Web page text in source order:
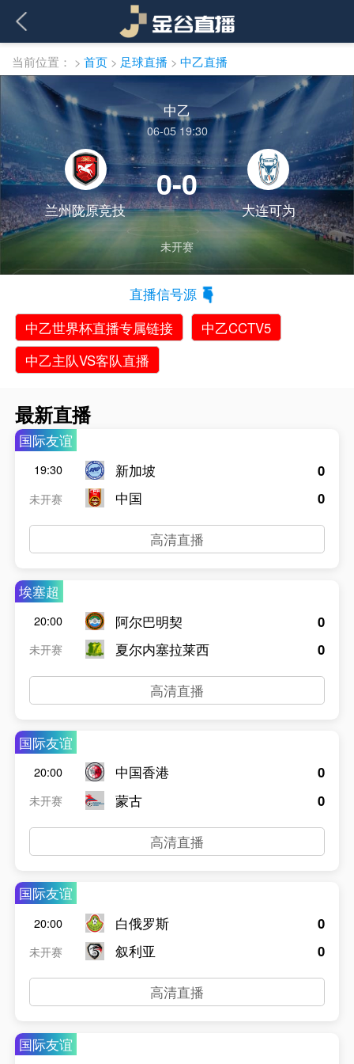
当前位置： > 首页 > 足球直播 > 中乙直播
中乙
06-05 19:30
兰州陇原竞技
0-0
大连可为
未开赛
直播信号源
中乙世界杯直播专属链接
中乙CCTV5
中乙主队VS客队直播
最新直播
国际友谊
19:30
未开赛
新加坡
中国
0
0
高清直播
埃塞超
20:00
未开赛
阿尔巴明契
夏尔内塞拉莱西
0
0
高清直播
国际友谊
20:00
未开赛
中国香港
蒙古
0
0
高清直播
国际友谊
20:00
未开赛
白俄罗斯
叙利亚
0
0
高清直播
国际友谊